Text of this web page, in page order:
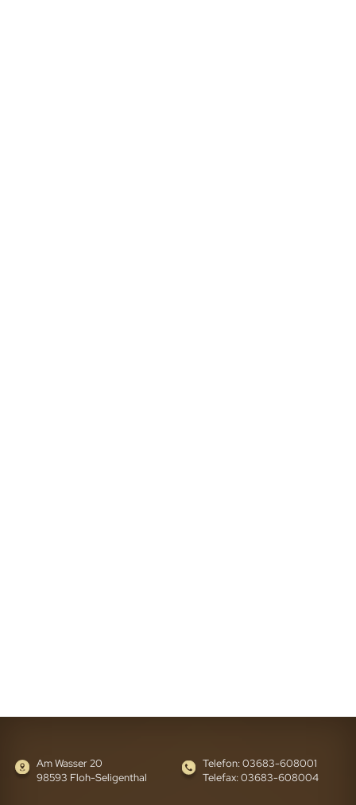
Am Wasser 20
98593 Floh-Seligenthal
Telefon: 03683-608001
Telefax: 03683-608004